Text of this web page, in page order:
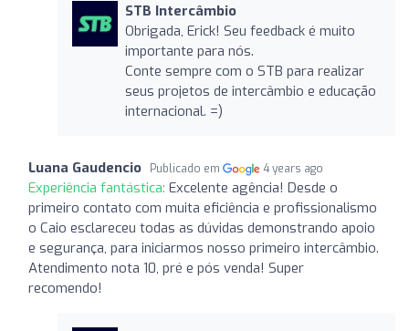
STB Intercâmbio
Obrigada, Erick! Seu feedback é muito
importante para nós.
Conte sempre com o STB para realizar
seus projetos de intercâmbio e educação
internacional. =)
Luana Gaudencio Publicado em 4 years ago
Experiência fantástica: Excelente agência! Desde o
primeiro contato com muita eficiência e profissionalismo
o Caio esclareceu todas as dúvidas demonstrando apoio
e segurança, para iniciarmos nosso primeiro intercâmbio.
Atendimento nota 10, pré e pós venda! Super
recomendo!